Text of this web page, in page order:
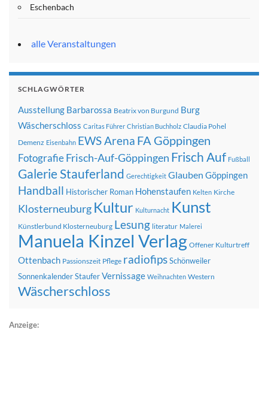
Eschenbach
alle Veranstaltungen
SCHLAGWÖRTER
Ausstellung Barbarossa Beatrix von Burgund Burg
Wäscherschloss Caritas Führer Christian Buchholz Claudia Pohel
Demenz Eisenbahn EWS Arena FA Göppingen
FotografieFrisch-Auf-Göppingen Frisch Auf Fußball
Galerie Stauferland Gerechtigkeit Glauben Göppingen
Handball Historischer Roman Hohenstaufen Kelten Kirche
Klosterneuburg Kultur Kulturnacht Kunst
Künstlerbund Klosterneuburg Lesung literatur Malerei
Manuela Kinzel Verlag Offener Kulturtreff
Ottenbach Passionszeit Pflege radiofipsSchönweiler
SonnenkalenderStauferVernissage Weihnachten Western
Wäscherschloss
Anzeige: